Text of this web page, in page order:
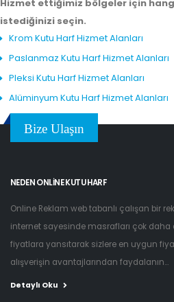
Hizmet ettiğimiz bölgeler için
istediğinizi seçin.
Krom Kutu Harf Hizmet Alanları
Paslanmaz Kutu Harf Hizmet Alanları
Pleksi Kutu Harf Hizmet Alanları
Alüminyum Kutu Harf Hizmet Alanları
Bize Ulaşın
NEDEN ONLINE KUTU HARF
Online Reklam web tabanlı çalışan bir
internet sayesinde masrafları çok daha
fiyatlara yansıtarak sizlere en uygun
alışverişin avantajlarından faydalanın...
Detaylı Oku